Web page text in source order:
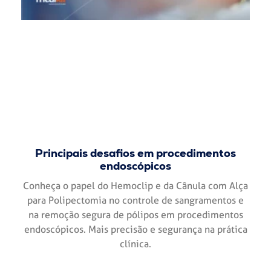
Principais desafios em procedimentos
endoscópicos
Conheça o papel do Hemoclip e da Cânula com Alça
para Polipectomia no controle de sangramentos e
na remoção segura de pólipos em procedimentos
endoscópicos. Mais precisão e segurança na prática
clínica.